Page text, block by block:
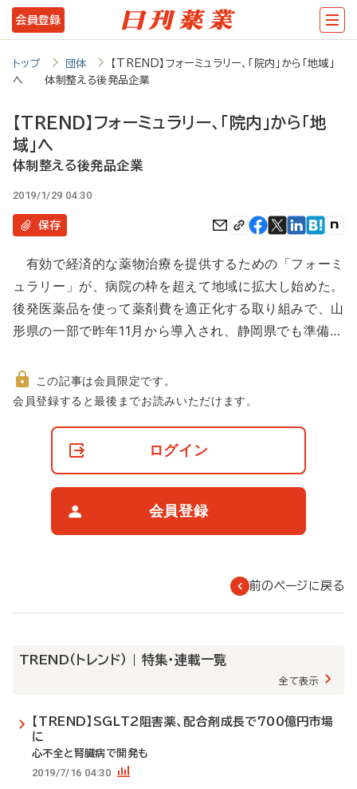
メ
イ
テ
ン
ツ
に
会員登録
トップ 団体
【TREND】フォーミュラリー、「院内」から「地域」
へ 体制整える後発品企業
【TREND】フォーミュラリー、「院内」から「地
域」へ
体制整える後発品企業
2019/1/29 04:30
保存
有効で経済的な薬物治療を提供するための「フォーミ
ュラリー」が、病院の枠を超えて地域に拡大し始めた。
後発医薬品を使って薬剤費を適正化する取り組みで、山
形県の一部で昨年11月から導入され、静岡県でも準備…
非
この記事は会員限定です。
会員登録すると最後までお読みいただけます。
ログイン
会員登録
前のページに戻る
TREND（トレンド） | 特集・連載一覧
全て表示
【TREND】SGLT2阻害薬、配合剤成長で700億円市場
に
心不全と腎臓病で開発も
2019/7/16 04:30